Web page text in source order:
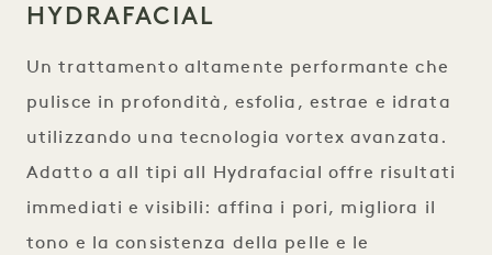
HYDRAFACIAL
Un trattamento altamente performante che
pulisce in profondità, esfolia, estrae e idrata
utilizzando una tecnologia vortex avanzata.
Adatto a all tipi all Hydrafacial offre risultati
immediati e visibili: affina i pori, migliora il
tono e la consistenza della pelle e le